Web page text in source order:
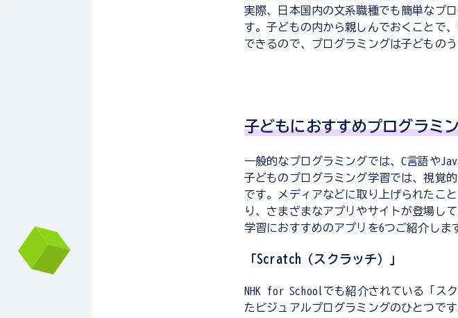
実際、日本国内の文系職種でも簡単なプ
す。子どもの内から親しんでおくことで
できるので、プログラミングは子どもの
子どもにおすすめプログラミ
一般的なプログラミングでは、C言語や
子どものプログラミング学習では、視覚
です。メディアなどに取り上げられたこ
り、さまざまなアプリやサイトが登場し
学習におすすめのアプリを6つご紹介しま
「Scratch（スクラッチ）」
NHK for Schoolでも紹介されている「ス
たビジュアルプログラミングのひとつで